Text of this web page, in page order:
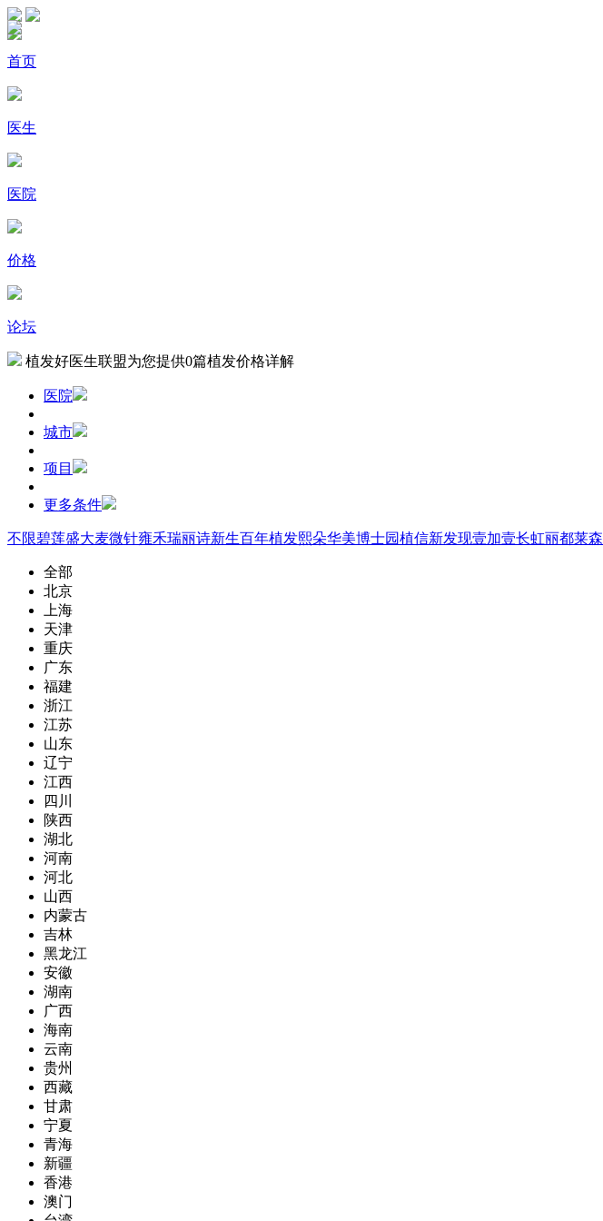
首页
医生
医院
价格
论坛
植发好医生联盟为您提供0篇植发价格详解
医院
城市
项目
更多条件
不限碧莲盛大麦微针雍禾瑞丽诗新生百年植发熙朵华美博士园植信新发现壹加壹长虹丽都莱森
全部
北京
上海
天津
重庆
广东
福建
浙江
江苏
山东
辽宁
江西
四川
陕西
湖北
河南
河北
山西
内蒙古
吉林
黑龙江
安徽
湖南
广西
海南
云南
贵州
西藏
甘肃
宁夏
青海
新疆
香港
澳门